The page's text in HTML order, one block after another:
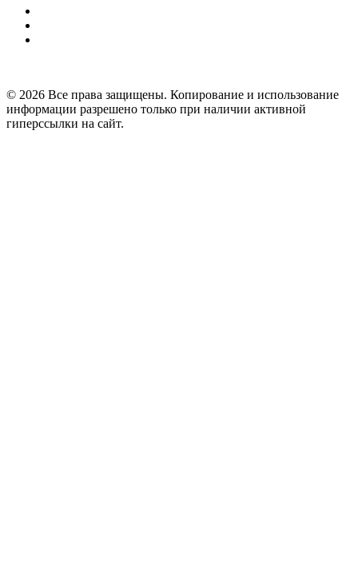
© 2026 Все права защищены. Копирование и использование
информации разрешено только при наличии активной
гиперссылки на сайт.